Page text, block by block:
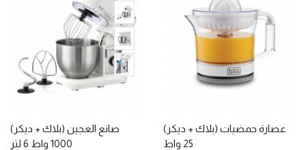
صانع العجين (بلاك + ديكر)
1000 واط 6 لتر
عصارة حمضيات (بلاك + ديكر)
25 واط